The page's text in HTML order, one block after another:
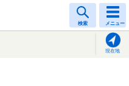
検索 メニュー
現在地